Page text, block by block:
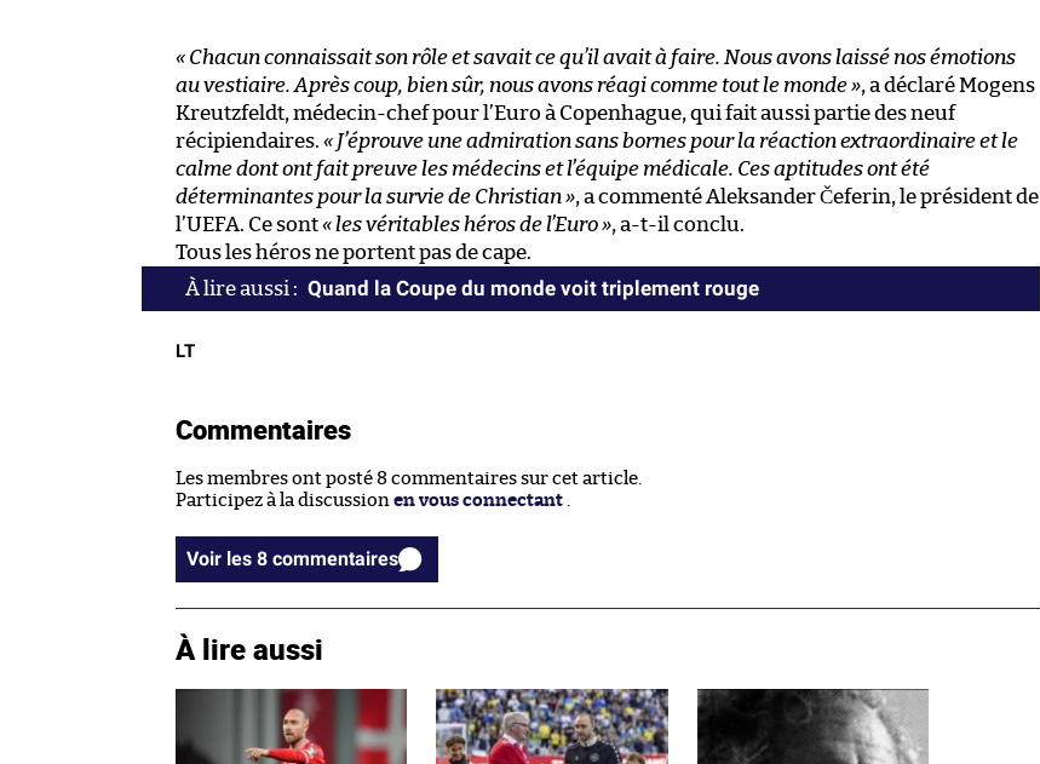
« Chacun connaissait son rôle et savait ce qu’il avait à faire. Nous avons laissé nos émotions
au vestiaire. Après coup, bien sûr, nous avons réagi comme tout le monde », a déclaré Mogens
Kreutzfeldt, médecin-chef pour l’Euro à Copenhague, qui fait aussi partie des neuf
récipiendaires. « J’éprouve une admiration sans bornes pour la réaction extraordinaire et le
calme dont ont fait preuve les médecins et l’équipe médicale. Ces aptitudes ont été
déterminantes pour la survie de Christian », a commenté Aleksander Čeferin, le président de
l’UEFA. Ce sont« les véritables héros de l’Euro », a-t-il conclu.
Tous les héros ne portent pas de cape.
Quand la Coupe du monde voit triplement rouge
LT
Commentaires
Les membres ont posté 8 commentaires sur cet article.
Participez à la discussion en vous connectant
Voir les 8 commentaires
À lire aussi